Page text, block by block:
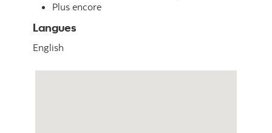
Plus encore
Langues
English